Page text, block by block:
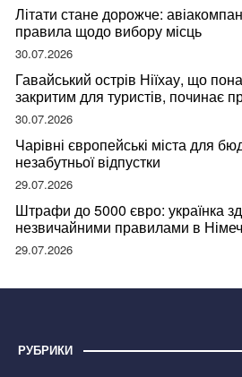
Літати стане дорожче:
правила щодо вибору місць
30.07.2026
Гавайський острів Ніїхау, що
закритим для туристів, починає
відвідувачів
30.07.2026
Чарівні європейські міста для
незабутньої відпустки
29.07.2026
Штрафи до 5000 євро: українка
незвичайними правилами в
правдою
29.07.2026
РУБРИКИ